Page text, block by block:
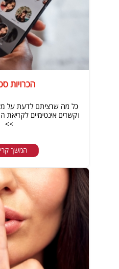
הכרויות
כל מה שרציתם לדעת על
וקשרים אינטימיים
>>
המשך